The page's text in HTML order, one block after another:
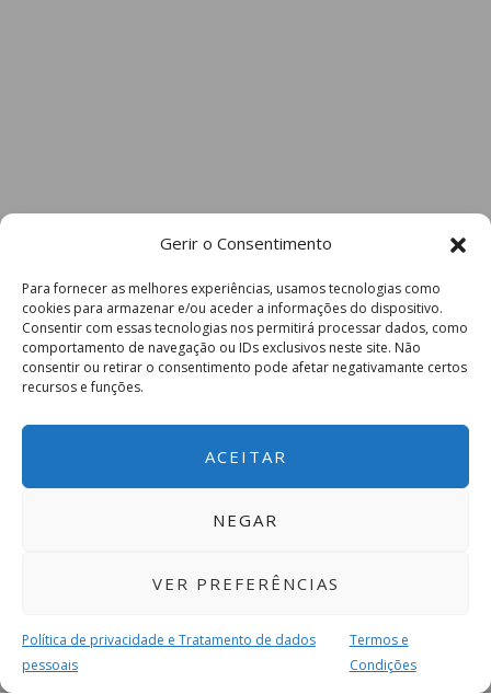
Gerir o Consentimento
Para fornecer as melhores experiências, usamos tecnologias como
cookies para armazenar e/ou aceder a informações do dispositivo.
Consentir com essas tecnologias nos permitirá processar dados, como
comportamento de navegação ou IDs exclusivos neste site. Não
consentir ou retirar o consentimento pode afetar negativamante certos
recursos e funções.
ACEITAR
NEGAR
VER PREFERÊNCIAS
Política de privacidade e Tratamento de dados
pessoais
Termos e
Condições